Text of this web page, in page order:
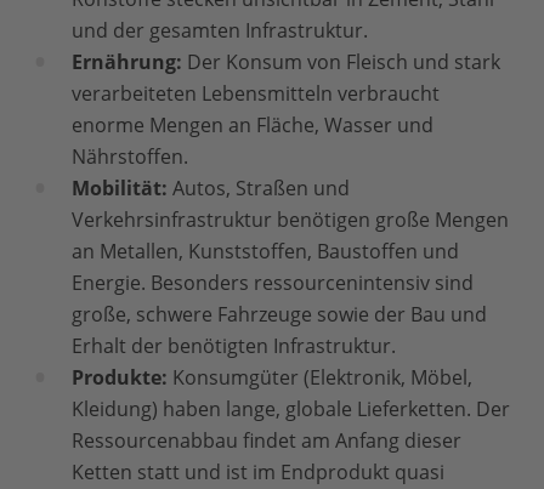
und der gesamten Infrastruktur.
Ernährung: Der Konsum von Fleisch und stark
verarbeiteten Lebensmitteln verbraucht
enorme Mengen an Fläche, Wasser und
Nährstoffen.
Mobilität: Autos, Straßen und
Verkehrsinfrastruktur benötigen große Mengen
an Metallen, Kunststoffen, Baustoffen und
Energie. Besonders ressourcenintensiv sind
große, schwere Fahrzeuge sowie der Bau und
Erhalt der benötigten Infrastruktur.
Produkte: Konsumgüter (Elektronik, Möbel,
Kleidung) haben lange, globale Lieferketten. Der
Ressourcenabbau findet am Anfang dieser
Ketten statt und ist im Endprodukt quasi